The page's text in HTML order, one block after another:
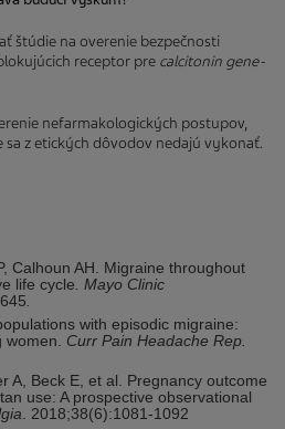
štúdie na overenie bezpečnosti
receptor pre calcitonin gene-
nefarmakologických postupov,
sa z etických dôvodov nedajú vykonať.
Calhoun AH.
Migraine throughout
life cycle . Mayo Clinic
with episodic migraine:
Curr Pain Headache Rep.
A, Beck E, et al. Pregnancy outcome
use: A prospective observational
. 2018;38(6):1081-1092